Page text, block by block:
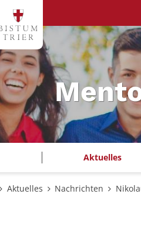
Aktuelles
Aktuelles Nachrichten